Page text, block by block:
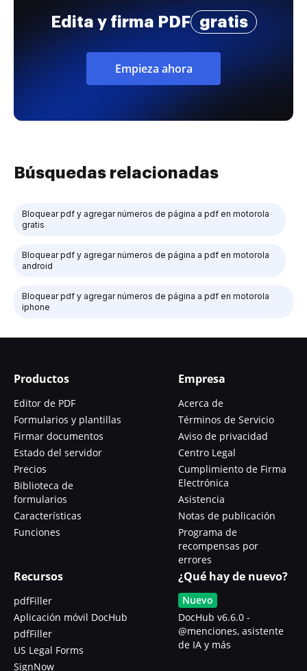
Edita y firma PDF gratis
Empieza ahora
Búsquedas relacionadas
Bloquear pdf y agregar números de página a pdf en motorola
gratis
Bloquear pdf y agregar números de página a pdf en motorola
android
Bloquear pdf y agregar números de página a pdf en motorola
iphone
Productos
Editor de PDF
Formularios y plantillas
Firmar documentos
Estado del servidor
Precios
Biblioteca de
formularios
Características
Funciones
Empresa
Acerca de
Términos de Servicio
Aviso de privacidad
Centro Legal
Cumplimiento de Firma
Electrónica
Asistencia
Notas de publicación
Programa de
recompensas por
errores
Recursos
pdfFiller
Aplicación móvil DocHub
pdfFiller
US Legal Forms
SignNow
¿Qué hay de nuevo?
Nuevo
DocHub v6.6.0 -
@menciones, asistente
de IA y más